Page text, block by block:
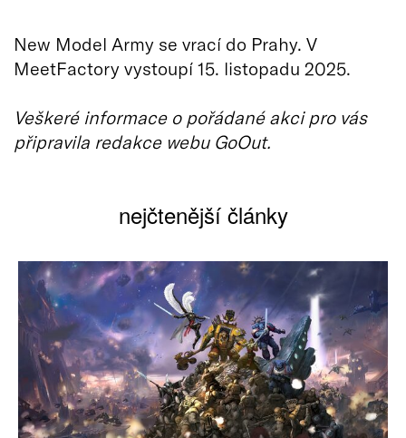
New Model Army se vrací do Prahy. V
MeetFactory vystoupí 15. listopadu 2025.
Veškeré informace o pořádané akci pro vás
připravila redakce webu GoOut.
nejčtenější články